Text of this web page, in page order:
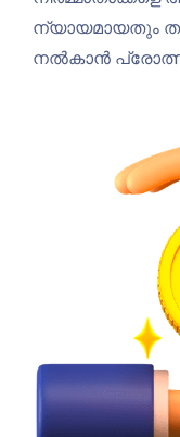
ന്യായമായതും
നൽകാൻ